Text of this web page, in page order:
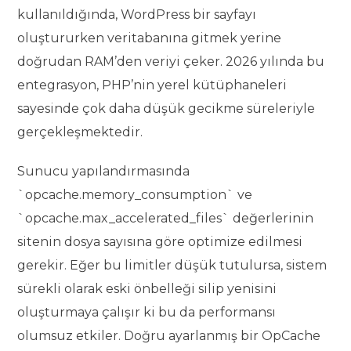
kullanıldığında, WordPress bir sayfayı
oluştururken veritabanına gitmek yerine
doğrudan RAM’den veriyi çeker. 2026 yılında bu
entegrasyon, PHP’nin yerel kütüphaneleri
sayesinde çok daha düşük gecikme süreleriyle
gerçekleşmektedir.
Sunucu yapılandırmasında
`opcache.memory_consumption` ve
`opcache.max_accelerated_files` değerlerinin
sitenin dosya sayısına göre optimize edilmesi
gerekir. Eğer bu limitler düşük tutulursa, sistem
sürekli olarak eski önbelleği silip yenisini
oluşturmaya çalışır ki bu da performansı
olumsuz etkiler. Doğru ayarlanmış bir OpCache